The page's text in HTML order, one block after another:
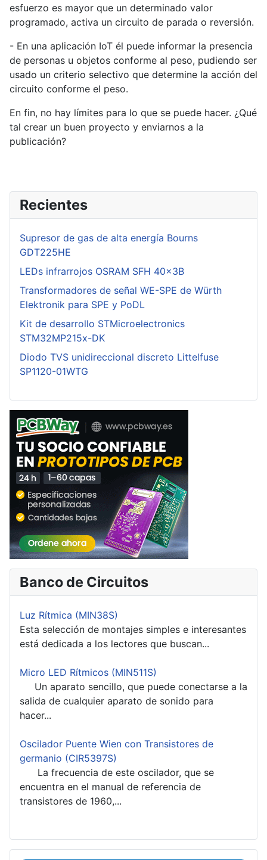
esfuerzo es mayor que un determinado valor
programado, activa un circuito de parada o reversión.
- En una aplicación IoT él puede informar la presencia
de personas u objetos conforme al peso, pudiendo ser
usado un criterio selectivo que determine la acción del
circuito conforme el peso.
En fin, no hay límites para lo que se puede hacer. ¿Qué
tal crear un buen proyecto y enviarnos a la
publicación?
Recientes
Supresor de gas de alta energía Bourns
GDT225HE
LEDs infrarrojos OSRAM SFH 40x3B
Transformadores de señal WE-SPE de Würth
Elektronik para SPE y PoDL
Kit de desarrollo STMicroelectronics
STM32MP215x-DK
Diodo TVS unidireccional discreto Littelfuse
SP1120-01WTG
Banco de Circuitos
Luz Rítmica (MIN38S)
Esta selección de montajes simples e interesantes
está dedicada a los lectores que buscan...
Micro LED Rítmicos (MIN511S)
Un aparato sencillo, que puede conectarse a la
salida de cualquier aparato de sonido para
hacer...
Oscilador Puente Wien con Transistores de
germanio (CIR5397S)
La frecuencia de este oscilador, que se
encuentra en el manual de referencia de
transistores de 1960,...